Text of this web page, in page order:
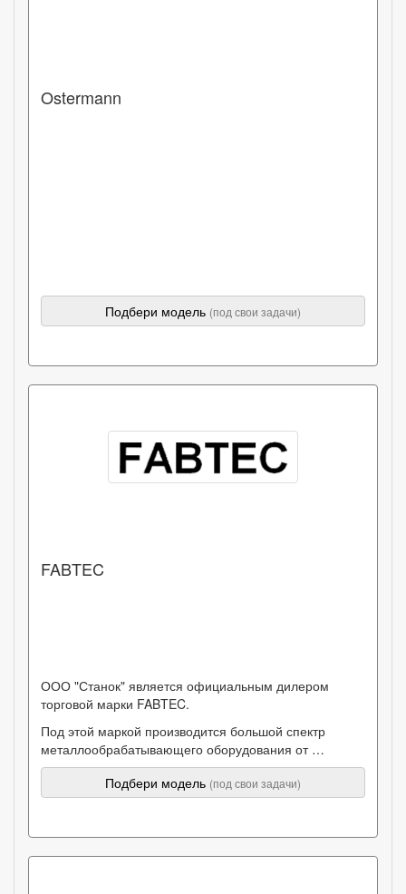
Ostermann
Подбери модель (под свои задачи)
FABTEC
ООО "Станок" является официальным дилером
торговой марки FABTEC.
Под этой маркой производится большой спектр
металлообрабатывающего оборудования от …
Подбери модель (под свои задачи)